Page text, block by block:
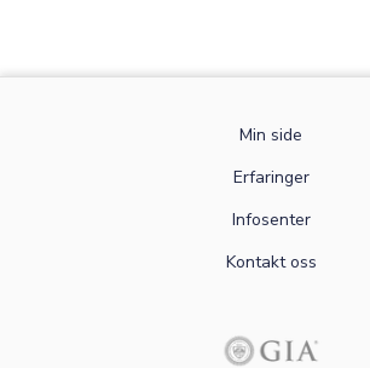
Min side
Erfaringer
Infosenter
Kontakt oss